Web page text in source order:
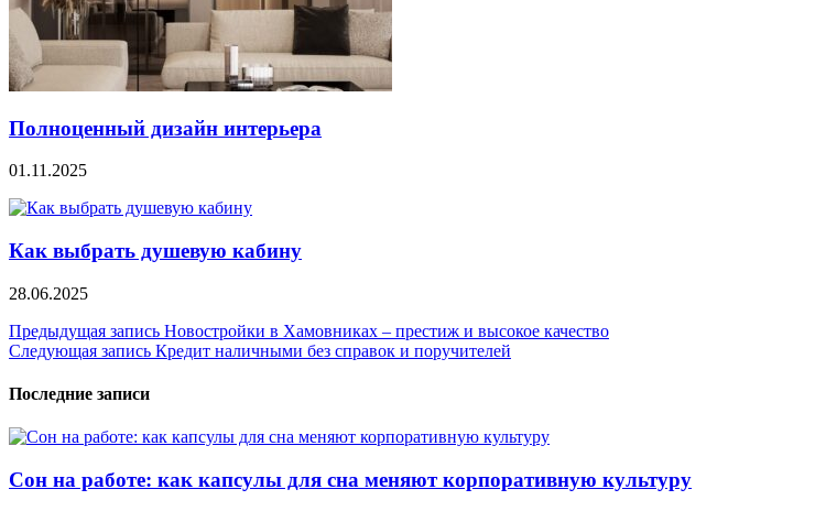
Полноценный дизайн интерьера
01.11.2025
Как выбрать душевую кабину
28.06.2025
Навигация
по
записям
Предыдущая запись Новостройки в Хамовниках – престиж и высокое качество
Следующая запись Кредит наличными без справок и поручителей
Последние записи
Сон на работе: как капсулы для сна меняют корпоративную культуру